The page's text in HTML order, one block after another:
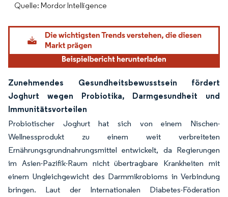
Quelle: Mordor Intelligence
Zunehmendes Gesundheitsbewusstsein fördert
Joghurt wegen Probiotika, Darmgesundheit und
Immunitätsvorteilen
Probiotischer Joghurt hat sich von einem Nischen-
Wellnessprodukt zu einem weit verbreiteten
Ernährungsgrundnahrungsmittel entwickelt, da Regierungen
im Asien-Pazifik-Raum nicht übertragbare Krankheiten mit
einem Ungleichgewicht des Darmmikrobioms in Verbindung
bringen. Laut der Internationalen Diabetes-Föderation